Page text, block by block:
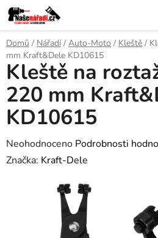
Přejít
na
obsah
Domů / Nářadí / Auto-Moto / Kleště /
mm Kraft&Dele KD10615
Kleště na
220 mm
KD10615
Průměrné
hodnocení
Neohodnoceno Podrobnosti
Značka: Kraft-Dele